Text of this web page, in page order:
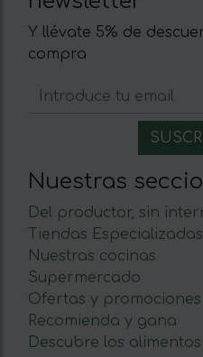
Y llévate 5% de
compra
Nuestras
Del productor, sin
Tiendas
Nuestras cocinas
Supermercado
Ofertas y promociones
Recomienda y gana
Descubre los alimentos